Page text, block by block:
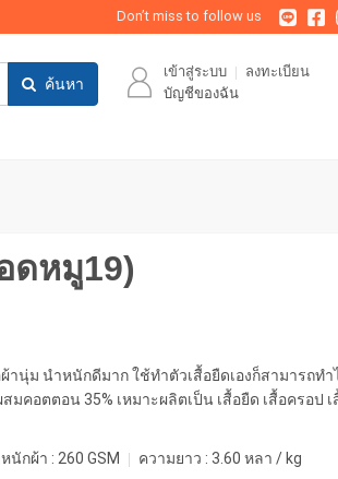
Don’t miss to follow us
ค้นหา
เข้าสู่ระบบ
ลงทะเบียน
บัญชีของฉัน
ดหมู19)
านุ่ม นำหนักดีมาก ใช้ทำตัวเสื้อยืดเองก็สามารถทำ
มคอตตอน 35% เหมาะผลิตเป็น เสื้อยืด เสื้อครอป เ
นักผ้า : 260 GSM ความยาว : 3.60 หลา / kg